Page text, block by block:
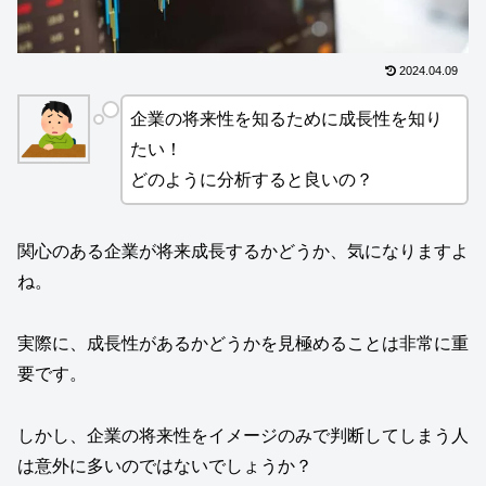
2024.04.09
企業の将来性を知るために成長性を知り
たい！
どのように分析すると良いの？
関心のある企業が将来成長するかどうか、気になりますよ
ね。
実際に、成長性があるかどうかを見極めることは非常に重
要です。
しかし、企業の将来性をイメージのみで判断してしまう人
は意外に多いのではないでしょうか？